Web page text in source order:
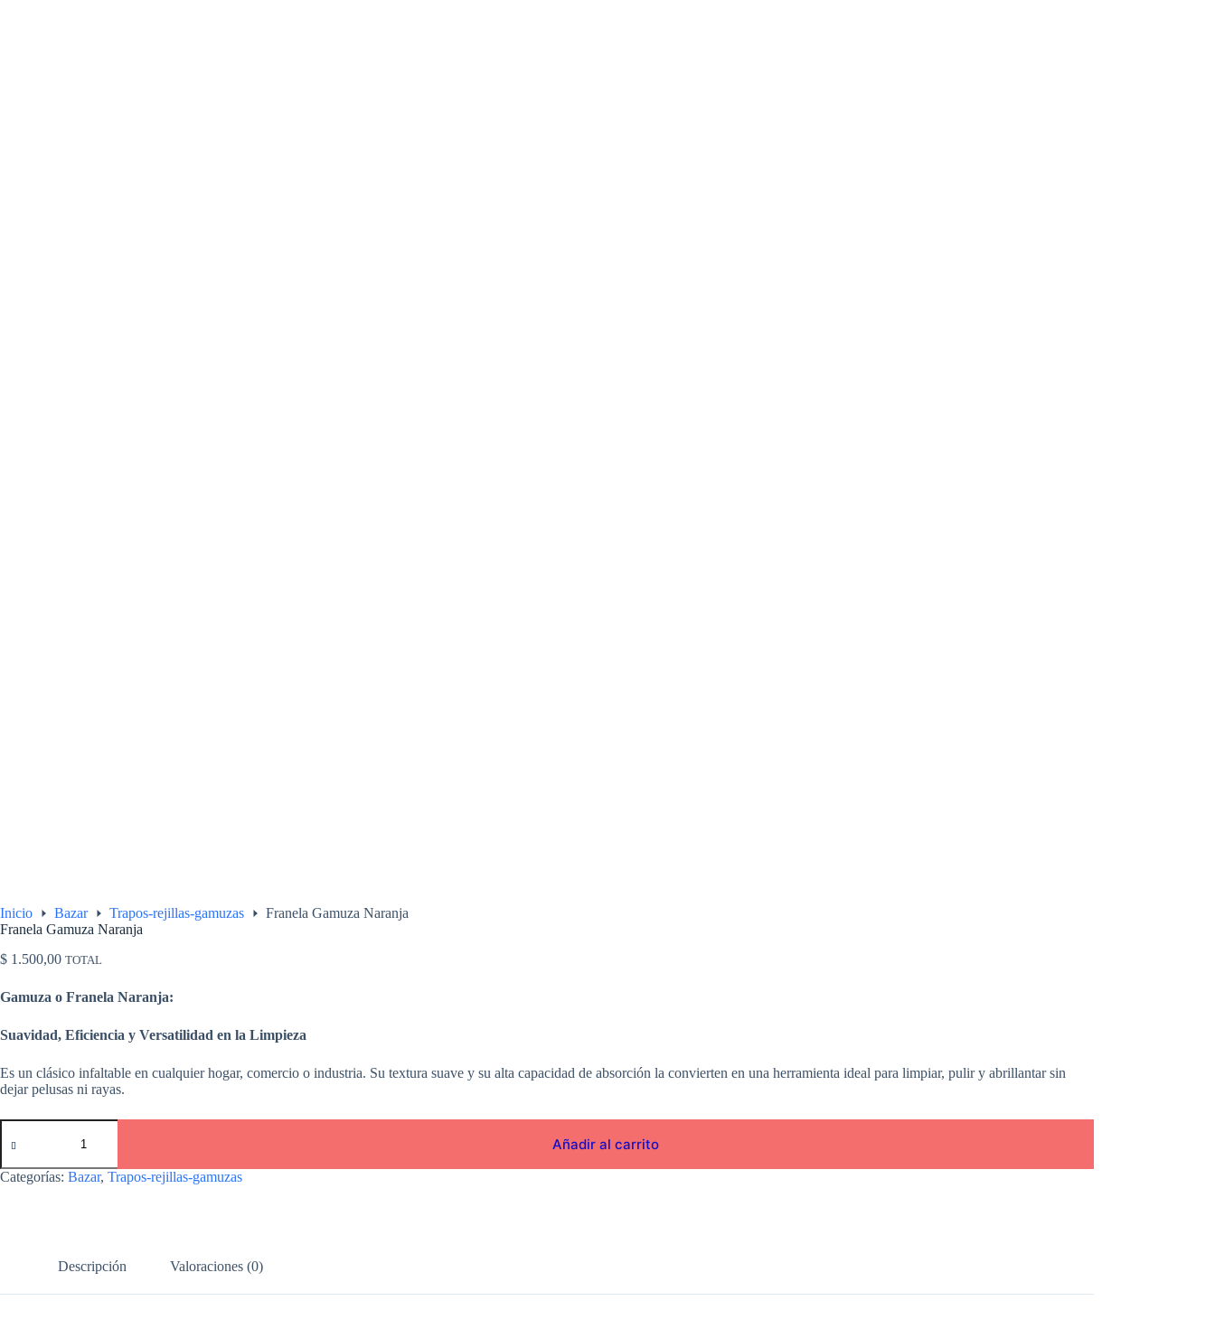
Inicio Bazar Trapos-rejillas-gamuzas
Franela Gamuza Naranja
Franela Gamuza Naranja
$ 1.500,00 TOTAL
Gamuza o Franela Naranja:
Suavidad, Eficiencia y Versatilidad en la Limpieza
Es un clásico infaltable en cualquier hogar, comercio o industria. Su textura suave y su alta capacidad de absorción la convierten en una herramienta ideal para limpiar, pulir y abrillantar sin
dejar pelusas ni rayas.
Franela
Gamuza
cantidad
Añadir al carrito
Categorías: Bazar, Trapos-rejillas-gamuzas
Descripción Valoraciones (0)